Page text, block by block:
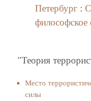
Петербург :
философское
"Теория
Место
силы